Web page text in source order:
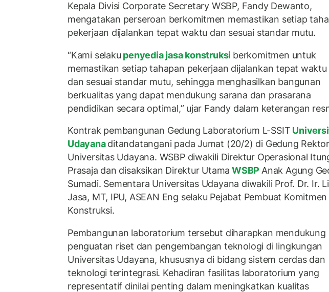
Kepala Divisi Corporate Secretary WSBP, Fandy Dewanto,
mengatakan perseroan berkomitmen memastikan setiap
pekerjaan dijalankan tepat waktu dan sesuai standar mutu.
“Kami selaku penyedia jasa konstruksi berkomitmen untuk
memastikan setiap tahapan pekerjaan dijalankan tepat waktu
dan sesuai standar mutu, sehingga menghasilkan bangunan
berkualitas yang dapat mendukung sarana dan prasarana
pendidikan secara optimal,” ujar Fandy dalam keterangan
Kontrak pembangunan Gedung Laboratorium L-SSIT
Udayanaditandatangani pada Jumat (20/2) di Gedung
Universitas Udayana. WSBP diwakili Direktur Operasional
Prasaja dan disaksikan Direktur Utama WSBP Anak Agung
Sumadi. Sementara Universitas Udayana diwakili Prof. Dr. Ir.
Jasa, MT, IPU, ASEAN Eng selaku Pejabat Pembuat Komitmen
Konstruksi.
Pembangunan laboratorium tersebut diharapkan mendukung
penguatan riset dan pengembangan teknologi di lingkungan
Universitas Udayana, khususnya di bidang sistem cerdas dan
teknologi terintegrasi. Kehadiran fasilitas laboratorium yang
representatif dinilai penting dalam meningkatkan kualitas